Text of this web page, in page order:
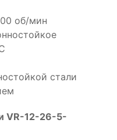
об/мин
стали
VR-12-26-5-